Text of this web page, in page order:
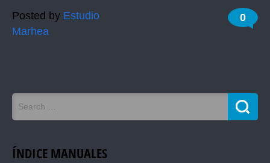
Posted by Estudio
Marhea
0
ÍNDICE MANUALES